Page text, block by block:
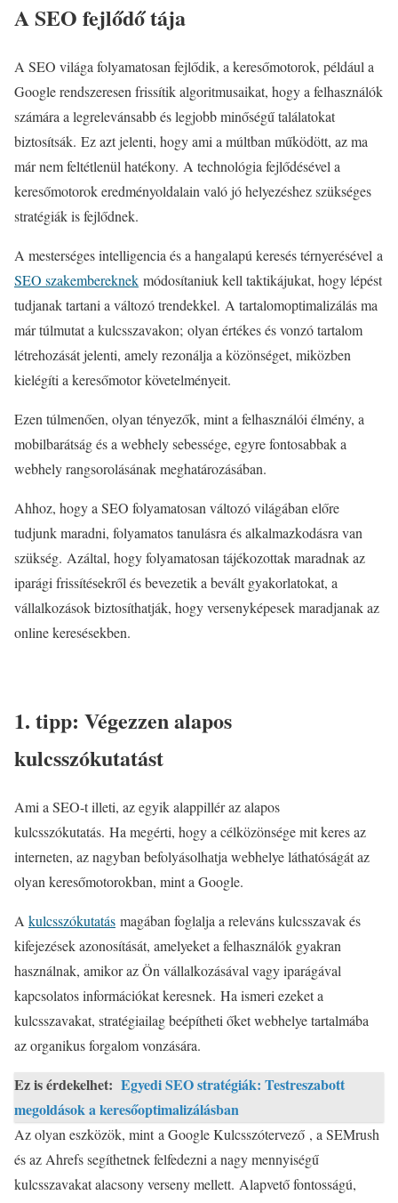
A SEO fejlődő tája
A SEO világa folyamatosan fejlődik, a keresőmotorok, például a
Google rendszeresen frissítik algoritmusaikat, hogy a felhasználók
számára a legrelevánsabb és legjobb minőségű találatokat
biztosítsák. Ez azt jelenti, hogy ami a múltban működött, az ma
már nem feltétlenül hatékony. A technológia fejlődésével a
keresőmotorok eredményoldalain való jó helyezéshez szükséges
stratégiák is fejlődnek.
A mesterséges intelligencia és a hangalapú keresés térnyerésével a
SEO szakembereknek módosítaniuk kell taktikájukat, hogy lépést
tudjanak tartani a változó trendekkel. A tartalomoptimalizálás ma
már túlmutat a kulcsszavakon; olyan értékes és vonzó tartalom
létrehozását jelenti, amely rezonálja a közönséget, miközben
kielégíti a keresőmotor követelményeit.
Ezen túlmenően, olyan tényezők, mint a felhasználói élmény, a
mobilbarátság és a webhely sebessége, egyre fontosabbak a
webhely rangsorolásának meghatározásában.
Ahhoz, hogy a SEO folyamatosan változó világában előre
tudjunk maradni, folyamatos tanulásra és alkalmazkodásra van
szükség. Azáltal, hogy folyamatosan tájékozottak maradnak az
iparági frissítésekről és bevezetik a bevált gyakorlatokat, a
vállalkozások biztosíthatják, hogy versenyképesek maradjanak az
online keresésekben.
1. tipp: Végezzen alapos
kulcsszókutatást
Ami a SEO-t illeti, az egyik alappillér az alapos
kulcsszókutatás. Ha megérti, hogy a célközönsége mit keres az
interneten, az nagyban befolyásolhatja webhelye láthatóságát az
olyan keresőmotorokban, mint a Google.
A kulcsszókutatás magában foglalja a releváns kulcsszavak és
kifejezések azonosítását, amelyeket a felhasználók gyakran
használnak, amikor az Ön vállalkozásával vagy iparágával
kapcsolatos információkat keresnek. Ha ismeri ezeket a
kulcsszavakat, stratégiailag beépítheti őket webhelye tartalmába
az organikus forgalom vonzására.
Ez is érdekelhet: Egyedi SEO stratégiák: Testreszabott
megoldások a keresőoptimalizálásban
Az olyan eszközök, minta Google Kulcsszótervező , a SEMrush
és az Ahrefs segíthetnek felfedezni a nagy mennyiségű
kulcsszavakat alacsony verseny mellett. Alapvető fontosságú,